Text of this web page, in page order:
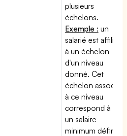
plusieurs
échelons.
Exemple : un
salarié est affilié
à un échelon
d'un niveau
donné. Cet
échelon associé
à ce niveau
correspond à
un salaire
minimum défini